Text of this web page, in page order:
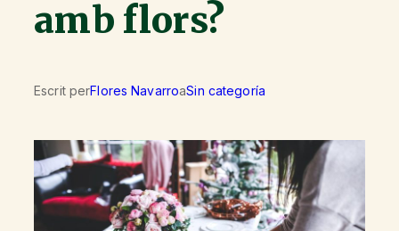
amb flors?
Escrit perFlores NavarroaSin categoría